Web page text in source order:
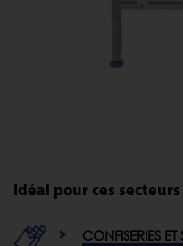
Idéal pour ces
CONFISERIES